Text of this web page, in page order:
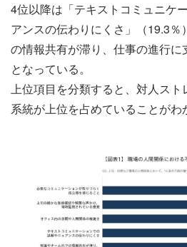
4位以降は「テキストコミュニケ
アンスの伝わりにくさ」（19.3
の情報共有が滞り、仕事の進行に
となっている。
上位項目を分類すると、対人ス
系統が上位を占めていることがわ